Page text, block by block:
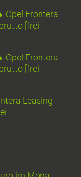
Opel Frontera
[frei
Opel Frontera
[frei
Leasing